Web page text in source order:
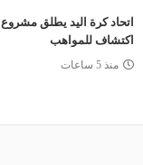
اتحاد كرة اليد يطلق مشروع
اكتشاف للمواهب
منذ 5 ساعات